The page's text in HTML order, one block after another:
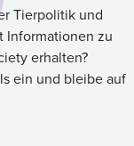
Tierpolitik und
Informationen zu
erhalten?
ein und bleibe auf